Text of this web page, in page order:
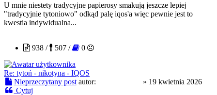
U mnie niestety tradycyjne papierosy smakują jeszcze lepiej
"tradycyjnie tytoniowo" odkąd palę iqos'a więc pewnie jest to
kwestia indywidualna...
938 /
507 / 0
Re: tytoń - nikotyna - IQOS
Nieprzeczytany post autor: » 19 kwietnia 2026
Cytuj